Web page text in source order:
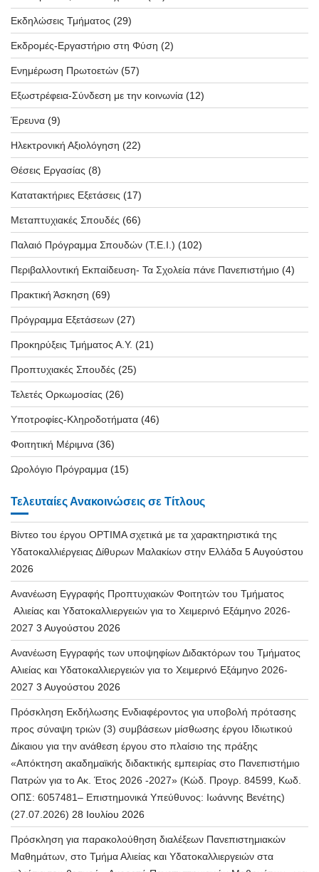
Εκδηλώσεις Τμήματος (29)
Εκδρομές-Εργαστήριο στη Φύση (2)
Ενημέρωση Πρωτοετών (57)
Εξωστρέφεια-Σύνδεση με την κοινωνία (12)
Έρευνα (9)
Ηλεκτρονική Αξιολόγηση (22)
Θέσεις Εργασίας (8)
Κατατακτήριες Εξετάσεις (17)
Μεταπτυχιακές Σπουδές (66)
Παλαιό Πρόγραμμα Σπουδών (T.E.I.) (102)
Περιβαλλοντική Εκπαίδευση- Τα Σχολεία πάνε Πανεπιστήμιο (4)
Πρακτική Άσκηση (69)
Πρόγραμμα Εξετάσεων (27)
Προκηρύξεις Τμήματος Α.Υ. (21)
Προπτυχιακές Σπουδές (25)
Τελετές Ορκωμοσίας (26)
Υποτροφίες-Κληροδοτήματα (46)
Φοιτητική Μέριμνα (36)
Ωρολόγιο Πρόγραμμα (15)
Τελευταίες Ανακοινώσεις σε Τίτλους
Βίντεο του έργου OPTIMA σχετικά με τα χαρακτηριστικά της
Υδατοκαλλιέργειας Δίθυρων Μαλακίων στην Ελλάδα 5 Αυγούστου
2026
Ανανέωση Εγγραφής Προπτυχιακών Φοιτητών του Τμήματος
Αλιείας και Υδατοκαλλιεργειών για το Χειμερινό Εξάμηνο 2026-
2027 3 Αυγούστου 2026
Ανανέωση Εγγραφής των υποψηφίων Διδακτόρων του Τμήματος
Αλιείας και Υδατοκαλλιεργειών για το Χειμερινό Εξάμηνο 2026-
2027 3 Αυγούστου 2026
Πρόσκληση Εκδήλωσης Ενδιαφέροντος για υποβολή πρότασης
προς σύναψη τριών (3) συμβάσεων μίσθωσης έργου Ιδιωτικού
Δίκαιου για την ανάθεση έργου στο πλαίσιο της πράξης
«Απόκτηση ακαδημαϊκής διδακτικής εμπειρίας στο Πανεπιστήμιο
Πατρών για το Ακ. Έτος 2026 -2027» (Κώδ. Προγρ. 84599, Κωδ.
ΟΠΣ: 6057481– Επιστημονικά Υπεύθυνος: Ιωάννης Βενέτης)
(27.07.2026) 28 Ιουλίου 2026
Πρόσκληση για παρακολούθηση διαλέξεων Πανεπιστημιακών
Μαθημάτων, στο Τμήμα Αλιείας και Υδατοκαλλιεργειών στα